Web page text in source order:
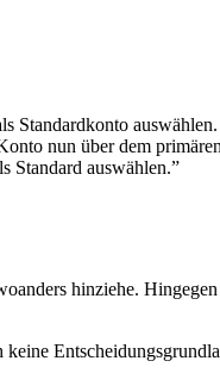
nun über dem
Standard auswählen.”
hinziehe.